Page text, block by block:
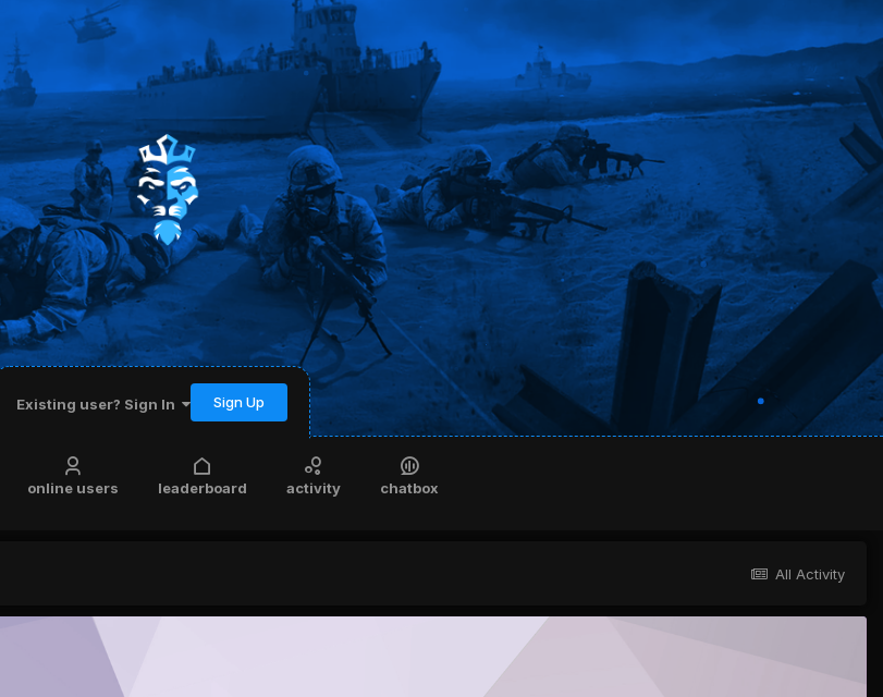
Existing user? Sign In Sign Up
online users leaderboard activity chatbox
All Activity